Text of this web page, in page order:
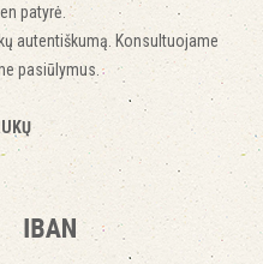
patyrė.
autentiškumą. Konsultuojame
pasiūlymus.